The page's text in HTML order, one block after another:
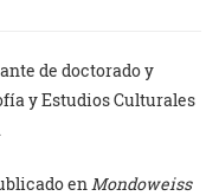
de doctorado y
y Estudios Culturales
en Mondoweiss